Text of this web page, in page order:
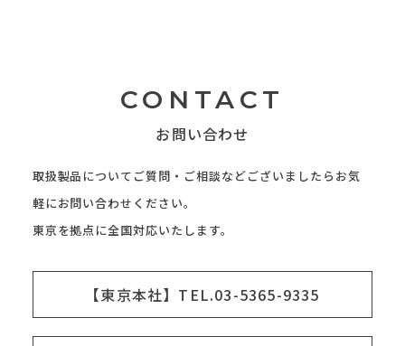
CONTACT
お問い合わせ
取扱製品についてご質問・ご相談などございましたらお気
軽にお問い合わせください。
東京を拠点に全国対応いたします。
【東京本社】TEL.03-5365-9335